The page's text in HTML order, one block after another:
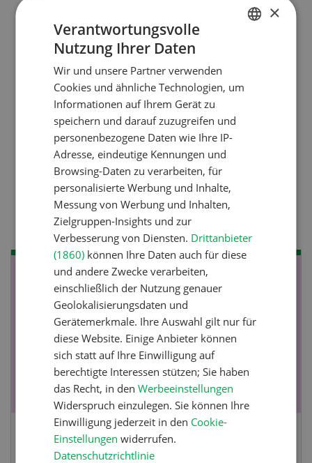
Zwischenfrucht
Betriebsführung
Kein Dauergarten ohne
Bewilligung
Pflanzenbau
Raufutter aus dem Sack
NOV
-
JAN
28
Fachkurs Aquakultur
×
Verantwortungsvolle
Nutzung Ihrer Daten
Wir und unsere Partner verwenden
Cookies und ähnliche Technologien, um
Informationen auf Ihrem Gerät zu
speichern und darauf zuzugreifen und
personenbezogene Daten wie Ihre IP-
Adresse, eindeutige Kennungen und
Browsing-Daten zu verarbeiten, für
personalisierte Werbung und Inhalte,
Messung von Werbung und Inhalten,
Zielgruppen-Insights und zur
Verbesserung von Diensten. Drittanbieter
(1860) können Ihre Daten auch für diese
und andere Zwecke verarbeiten,
einschließlich der Nutzung genauer
Geolokalisierungsdaten und
Gerätemerkmale. Ihre Auswahl gilt nur für
diese Website. Einige Anbieter können
sich statt auf Ihre Einwilligung auf
berechtigte Interessen stützen; Sie haben
das Recht, in denWerbeeinstellungen
Widerspruch einzulegen. Sie können Ihre
Einwilligung jederzeit in den Cookie-
Einstellungen widerrufen.
Datenschutzrichtlinie